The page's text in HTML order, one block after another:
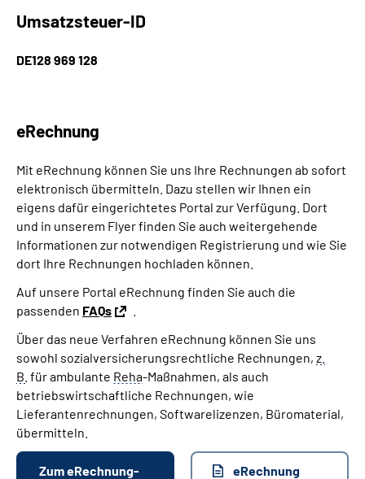
Umsatzsteuer-ID
DE128 969 128
eRechnung
Mit eRechnung können Sie uns Ihre Rechnungen ab sofort
elektronisch übermitteln. Dazu stellen wir Ihnen ein
eigens dafür eingerichtetes Portal zur Verfügung. Dort
und in unserem Flyer finden Sie auch weitergehende
Informationen zur notwendigen Registrierung und wie Sie
dort Ihre Rechnungen hochladen können.
Auf unsere Portal eRechnung finden Sie auch die
passenden FAQs
Über das neue Verfahren eRechnung können Sie uns
sowohl sozialversicherungsrechtliche Rechnungen, z.
B. für ambulante Reha-Maßnahmen, als auch
betriebswirtschaftliche Rechnungen, wie
Lieferantenrechnungen, Softwarelizenzen, Büromaterial,
übermitteln.
Zum eRechnung-
eRechnung